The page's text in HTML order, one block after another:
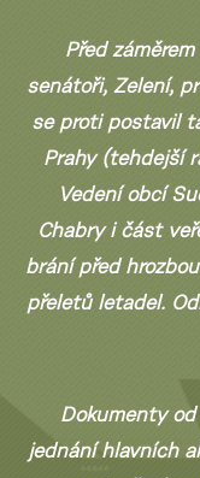
Před
senátoři, Zelení,
se proti postavil
Prahy (tehdejší
Vedení obcí
Chabry i část
brání před
přeletů letadel.
Dokumenty
jednání hlavních